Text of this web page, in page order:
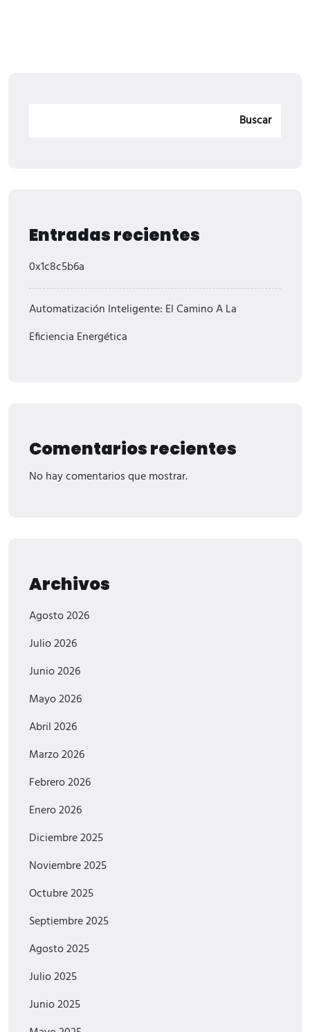
Buscar
Entradas recientes
0x1c8c5b6a
Automatización Inteligente: El Camino A La
Eficiencia Energética
Comentarios recientes
No hay comentarios que mostrar.
Archivos
Agosto 2026
Julio 2026
Junio 2026
Mayo 2026
Abril 2026
Marzo 2026
Febrero 2026
Enero 2026
Diciembre 2025
Noviembre 2025
Octubre 2025
Septiembre 2025
Agosto 2025
Julio 2025
Junio 2025